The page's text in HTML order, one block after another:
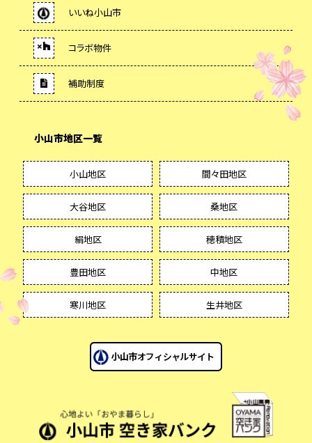
いいね小山市
コラボ物件
補助制度
小山市地区一覧
小山地区 間々田地区
大谷地区 桑地区
絹地区 穂積地区
豊田地区 中地区
寒川地区 生井地区